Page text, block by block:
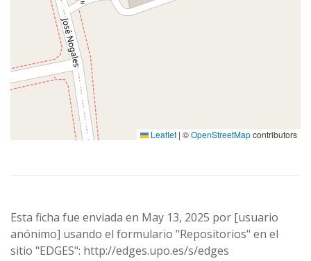
Leaflet | ©OpenStreetMapcontributors
Esta ficha fue enviada en May 13, 2025 por [usuario
anónimo] usando el formulario "Repositorios" en el
sitio "EDGES": http://edges.upo.es/s/edges